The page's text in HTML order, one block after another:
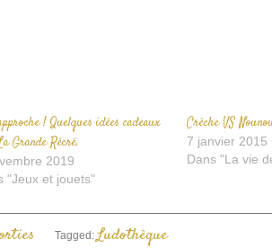
! Quelques idées cadeaux
Grande Récré.
2019
"Jeux et jouets"
Crèche VS
7 janvier 2015
Dans "La vie
Tagged: Ludothèque